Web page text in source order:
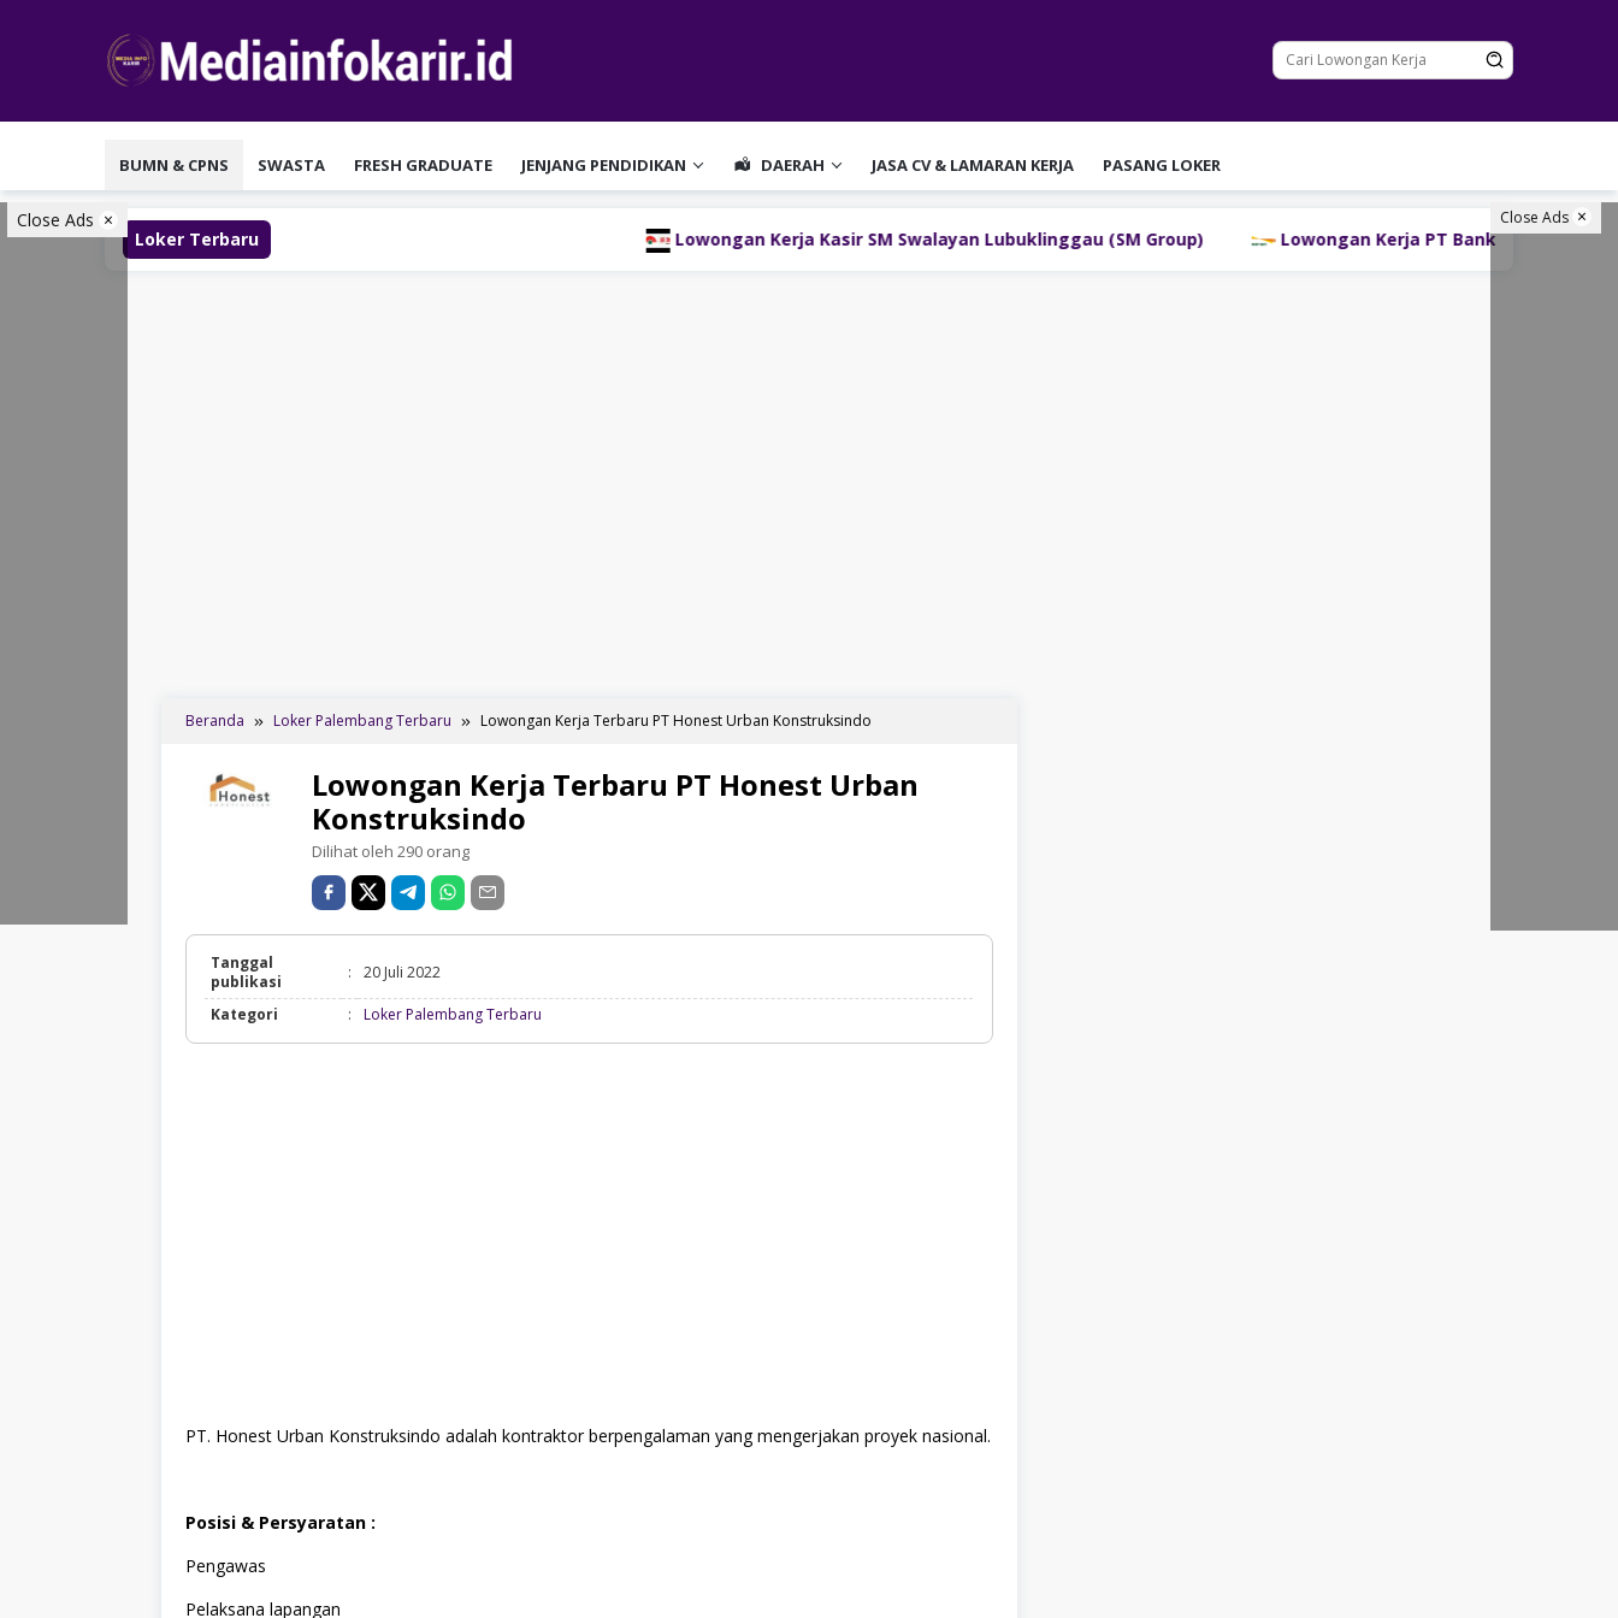
BUMN & CPNS SWASTA FRESH GRADUATE JENJANG PENDIDIKAN DAERAH JASA CV & LAMARAN KERJA PASANG LOKER
Close Ads Close Ads
Loker Terbaru Lowongan Kerja Kasir SM Swalayan Lubuklinggau (SM Group) Lowongan Kerja PT Bank Danamon Indonesia Tbk
Beranda Loker Palembang Terbaru Lowongan Kerja Terbaru PT Honest Urban Konstruksindo
Lowongan Kerja Terbaru PT Honest Urban
Konstruksindo
Dilihat oleh 290 orang
Tanggal
publikasi
: 20 Juli 2022
Kategori : Loker Palembang Terbaru
PT. Honest Urban Konstruksindo adalah kontraktor berpengalaman yang mengerjakan proyek nasional.
Posisi & Persyaratan :
Pengawas
Pelaksana lapangan